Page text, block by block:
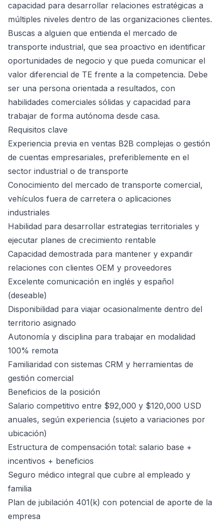
capacidad para desarrollar relaciones estratégicas a
múltiples niveles dentro de las organizaciones clientes.
Buscas a alguien que entienda el mercado de
transporte industrial, que sea proactivo en identificar
oportunidades de negocio y que pueda comunicar el
valor diferencial de TE frente a la competencia. Debe
ser una persona orientada a resultados, con
habilidades comerciales sólidas y capacidad para
trabajar de forma autónoma desde casa.
Requisitos clave
Experiencia previa en ventas B2B complejas o gestión
de cuentas empresariales, preferiblemente en el
sector industrial o de transporte
Conocimiento del mercado de transporte comercial,
vehículos fuera de carretera o aplicaciones
industriales
Habilidad para desarrollar estrategias territoriales y
ejecutar planes de crecimiento rentable
Capacidad demostrada para mantener y expandir
relaciones con clientes OEM y proveedores
Excelente comunicación en inglés y español
(deseable)
Disponibilidad para viajar ocasionalmente dentro del
territorio asignado
Autonomía y disciplina para trabajar en modalidad
100% remota
Familiaridad con sistemas CRM y herramientas de
gestión comercial
Beneficios de la posición
Salario competitivo entre $92,000 y $120,000 USD
anuales, según experiencia (sujeto a variaciones por
ubicación)
Estructura de compensación total: salario base +
incentivos + beneficios
Seguro médico integral que cubre al empleado y
familia
Plan de jubilación 401(k) con potencial de aporte de la
empresa